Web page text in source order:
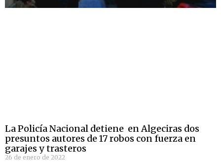
La Policía Nacional detiene en Algeciras dos
presuntos autores de 17 robos con fuerza en
garajes y trasteros
26 de enero de 2022